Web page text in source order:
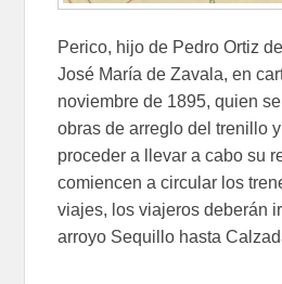
Perico, hijo de Pedro Ortiz
José María de Zavala, en
noviembre de 1895, quien
obras de arreglo del trenillo
proceder a llevar a cabo su
comiencen a circular los
viajes, los viajeros deberán
arroyo Sequillo hasta